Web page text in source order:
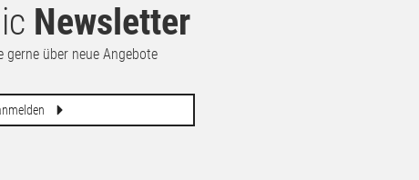
Newsletter
gerne über neue Angebote